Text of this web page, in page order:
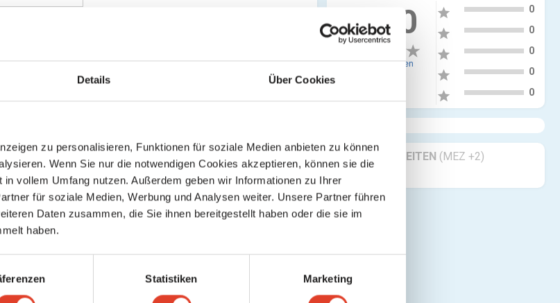
Details Über Cookies
zu personalisieren, Funktionen für soziale Medien anbieten zu können
Wenn Sie nur die notwendigen Cookies akzeptieren, können sie die
vollem Umfang nutzen. Außerdem geben wir Informationen zu Ihrer
für soziale Medien, Werbung und Analysen weiter. Unsere Partner führen
Daten zusammen, die Sie ihnen bereitgestellt haben oder die sie im
haben.
Statistiken Marketing
0.00
0 Bewertungen
star 0
star 0
star 0
star 0
star 0
GESCHÄFTSZEITEN (MEZ +2)
Geöffnet 24/7